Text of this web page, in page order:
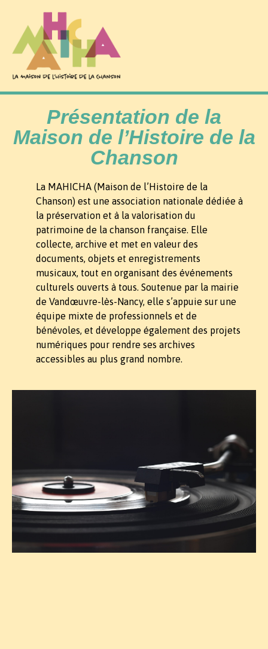
Présentation de la
Maison de l’Histoire de la
Chanson
La MAHICHA (Maison de l’Histoire de la
Chanson) est une association nationale dédiée à
la préservation et à la valorisation du
patrimoine de la chanson française. Elle
collecte, archive et met en valeur des
documents, objets et enregistrements
musicaux, tout en organisant des événements
culturels ouverts à tous. Soutenue par la mairie
de Vandœuvre-lès-Nancy, elle s’appuie sur une
équipe mixte de professionnels et de
bénévoles, et développe également des projets
numériques pour rendre ses archives
accessibles au plus grand nombre.